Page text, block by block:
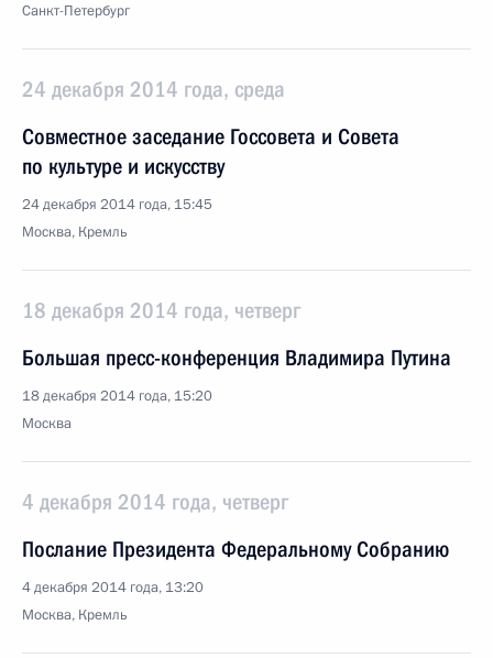
Санкт-Петербург
24 декабря 2014 года, среда
Совместное заседание Госсовета и Совета
по культуре и искусству
24 декабря 2014 года, 15:45
Москва, Кремль
18 декабря 2014 года, четверг
Большая пресс-конференция Владимира Путина
18 декабря 2014 года, 15:20
Москва
4 декабря 2014 года, четверг
Послание Президента Федеральному Собранию
4 декабря 2014 года, 13:20
Москва, Кремль